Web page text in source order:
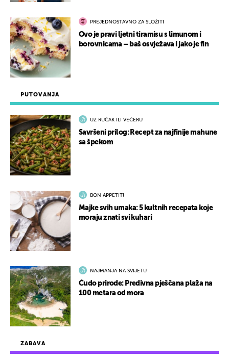
ZABAVA
PUTOVANJA
UZ RUČAK ILI VEČERU
Savršeni prilog: Recept za najfinije mahune
sa špekom
BON APPETIT!
Majke svih umaka: 5 kultnih recepata koje
moraju znati svi kuhari
NAJMANJA NA SVIJETU
Čudo prirode: Predivna pješčana plaža na
100 metara od mora
PREJEDNOSTAVNO ZA SLOŽITI
Ovo je pravi ljetni tiramisu s limunom i
borovnicama – baš osvježava i jako je fin